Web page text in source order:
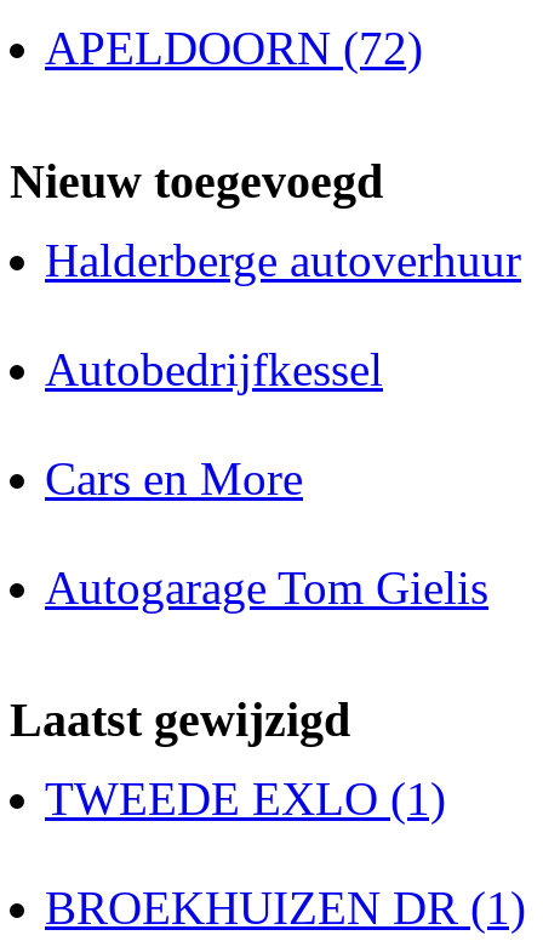
APELDOORN (72)
Nieuw toegevoegd
Halderberge autoverhuur
Autobedrijfkessel
Cars en More
Autogarage Tom Gielis
Laatst gewijzigd
TWEEDE EXLO (1)
BROEKHUIZEN DR (1)